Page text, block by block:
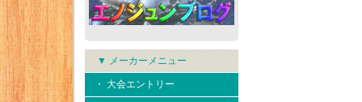
▼ メーカーメニュー
・ 大会エントリー